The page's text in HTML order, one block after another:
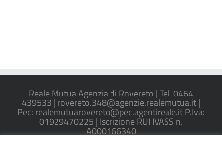
Reale Mutua Agenzia di Rovereto | Tel. 0464
439533 | rovereto.348@agenzie.realemutua.it |
Pec: realemutuarovereto@pec.agentireale.it P.Iva:
01929470225 | Iscrizione RUI IVASS n.
A000166340